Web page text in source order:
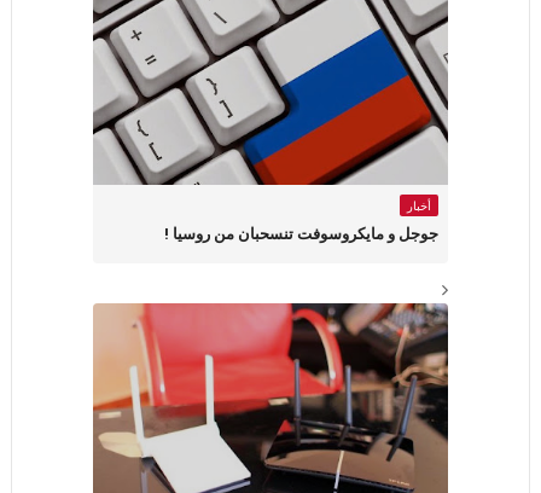
أخبار
جوجل و مايكروسوفت تنسحبان من روسيا !